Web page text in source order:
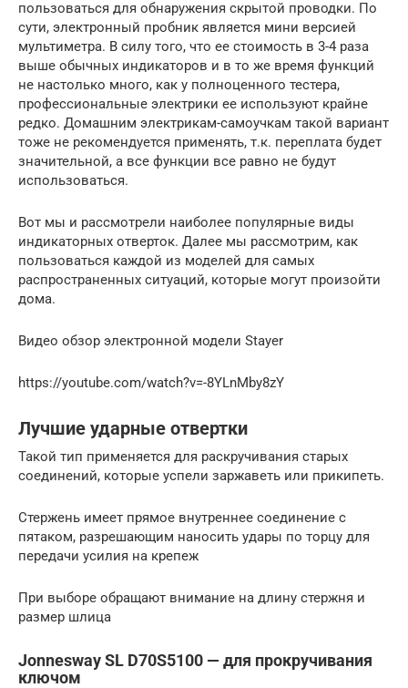
пользоваться для обнаружения скрытой проводки. По
сути, электронный пробник является мини версией
мультиметра. В силу того, что ее стоимость в 3-4 раза
выше обычных индикаторов и в то же время функций
не настолько много, как у полноценного тестера,
профессиональные электрики ее используют крайне
редко. Домашним электрикам-самоучкам такой вариант
тоже не рекомендуется применять, т.к. переплата будет
значительной, а все функции все равно не будут
использоваться.
Вот мы и рассмотрели наиболее популярные виды
индикаторных отверток. Далее мы рассмотрим, как
пользоваться каждой из моделей для самых
распространенных ситуаций, которые могут произойти
дома.
Видео обзор электронной модели Stayer
https://youtube.com/watch?v=-8YLnMby8zY
Лучшие ударные отвертки
Такой тип применяется для раскручивания старых
соединений, которые успели заржаветь или прикипеть.
Стержень имеет прямое внутреннее соединение с
пятаком, разрешающим наносить удары по торцу для
передачи усилия на крепеж
При выборе обращают внимание на длину стержня и
размер шлица
Jonnesway SL D70S5100 — для прокручивания
ключом